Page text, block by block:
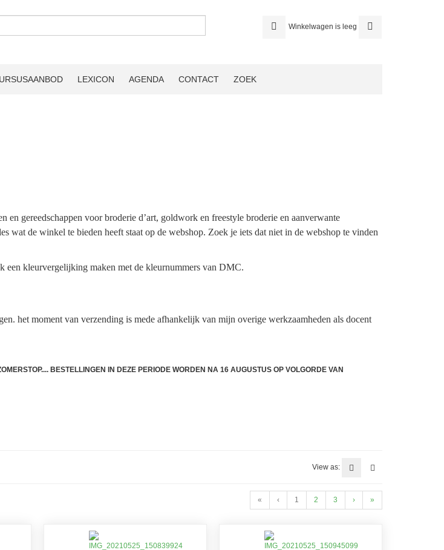
Winkelwagen is leeg
LEXICON AGENDA CONTACT ZOEK
gereedschappen voor broderie d’art, goldwork en freestyle broderie en aanverwante
wat de winkel te bieden heeft staat op de webshop. Zoek je iets dat niet in de webshop te vinden
een kleurvergelijking maken met de kleurnummers van DMC.
het moment van verzending is mede afhankelijk van mijn overige werkzaamheden als docent
BESTELLINGEN IN DEZE PERIODE WORDEN NA 16 AUGUSTUS OP VOLGORDE VAN
View as:
« ‹ 1 2 3 › »